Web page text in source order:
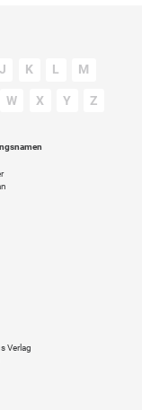
J K L M
W X Y Z
Verlag